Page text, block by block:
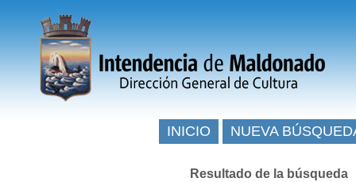
Resultado de la búsqueda
INICIO NUEVA